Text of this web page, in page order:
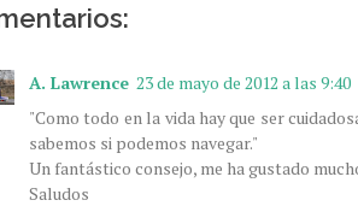
A. Lawrence 23 de mayo de 2012 a las 9:40
"Como todo en la vida hay que ser
sabemos si podemos navegar."
Un fantástico consejo, me ha gustado
Saludos